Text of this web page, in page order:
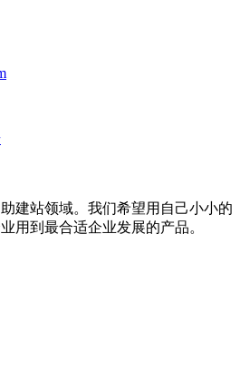
建站领域。我们希望用自己小小的
用到最合适企业发展的产品。